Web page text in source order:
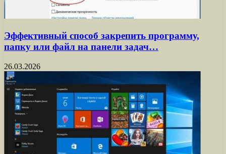
Эффективный способ закрепить программу,
папку или файл на панели задач…
26.03.2026